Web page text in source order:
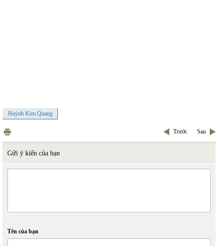
Huỳnh Kim Quang
Trước Sau
Gửi ý kiến của bạn
Tên của bạn